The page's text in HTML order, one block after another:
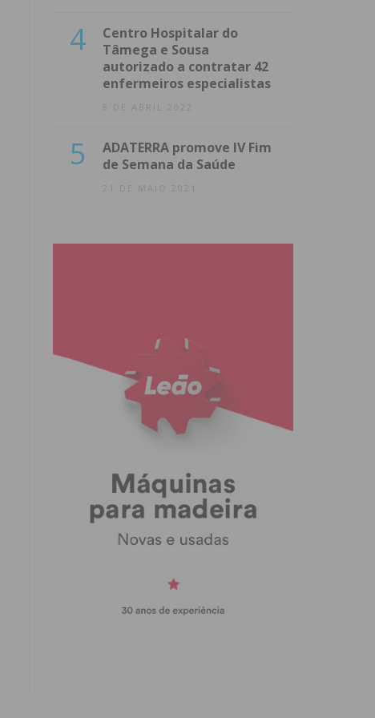
4
Centro Hospitalar do
Tâmega e Sousa
autorizado a contratar 42
enfermeiros especialistas
8 DE ABRIL 2022
5
ADATERRA promove IV Fim
de Semana da Saúde
21 DE MAIO 2021